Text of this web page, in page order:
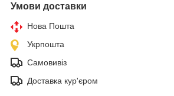
Умови доставки
Нова Пошта
Укрпошта
Самовивіз
Доставка кур'єром